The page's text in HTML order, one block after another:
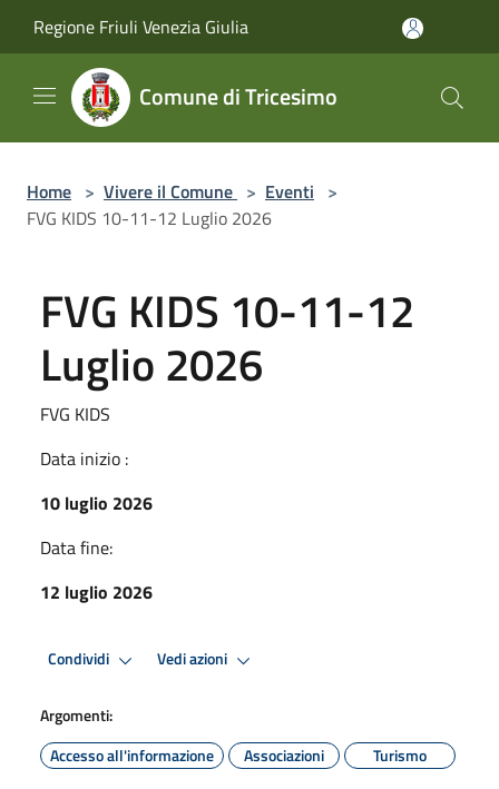
Regione Friuli Venezia Giulia
Comune di Tricesimo
Home > Vivere il Comune > Eventi >
FVG KIDS 10-11-12 Luglio 2026
FVG KIDS 10-11-12
Luglio 2026
FVG KIDS
Data inizio :
10 luglio 2026
Data fine:
12 luglio 2026
Condividi Vedi azioni
Argomenti:
Accesso all'informazione
Associazioni Turismo